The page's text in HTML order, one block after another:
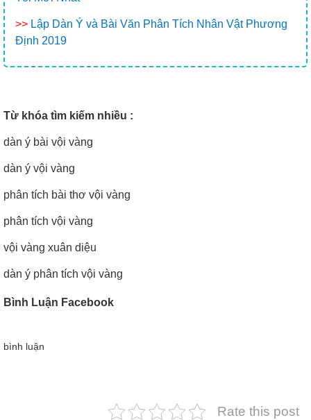
>> Lập Dàn Ý và Bài Văn Phân Tích Nhân Vật Phương
Định 2019
Từ khóa tìm kiếm nhiều :
dàn ý bài vội vàng
dàn ý vội vàng
phân tích bài thơ vội vàng
phân tích vội vàng
vội vàng xuân diệu
dàn ý phân tích vội vàng
Bình Luận Facebook
bình luận
Rate this post